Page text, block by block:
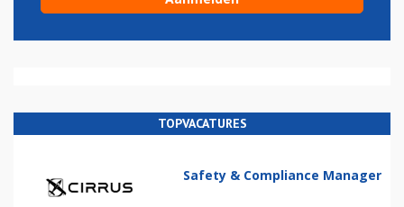
TOPVACATURES
Safety & Compliance Manager